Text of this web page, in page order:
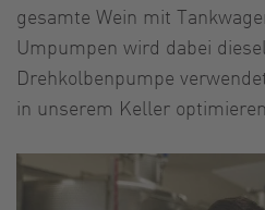
gesamte Wein mit
Umpumpen wird dabei
Drehkolbenpumpe
in unserem Keller optimieren.